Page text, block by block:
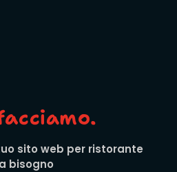
sito web per ristorante
bisogno